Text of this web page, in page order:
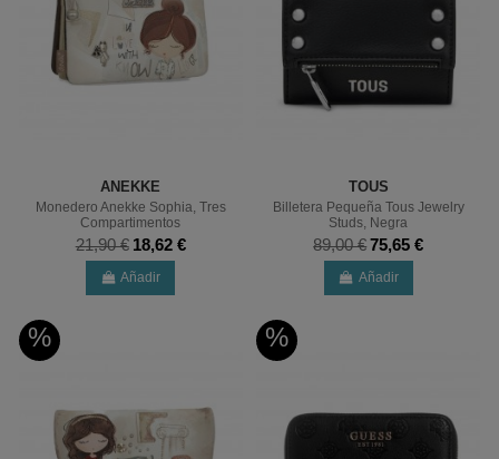
ANEKKE
Monedero Anekke Sophia, Tres
Compartimentos
21,90 € 18,62 €
Añadir
TOUS
Billetera Pequeña Tous Jewelry
Studs, Negra
89,00 € 75,65 €
Añadir
% %